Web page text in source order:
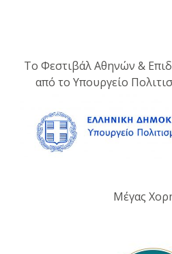
Το Φεστιβάλ Αθηνών &
από το Υπουργείο
Μέγας